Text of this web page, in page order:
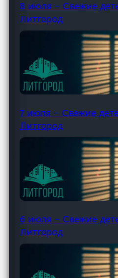
8 июля – Свежие
Литгород
7 июля – Свежие
Литгород
6 июля – Свежие
Литгород